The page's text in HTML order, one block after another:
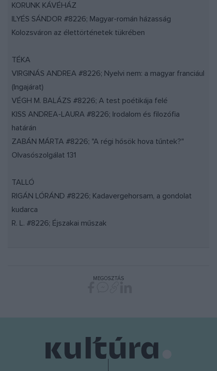
KORUNK KÁVÉHÁZ
ILYÉS SÁNDOR #8226; Magyar-román házasság
Kolozsváron az élettörténetek tükrében
TÉKA
VIRGINÁS ANDREA #8226; Nyelvi nem: a magyar franciául
(Ingajárat)
VÉGH M. BALÁZS #8226; A test poétikája felé
KISS ANDREA-LAURA #8226; Irodalom és filozófia
határán
ZABÁN MÁRTA #8226; "A régi hősök hova tűntek?"
Olvasószolgálat 131
TALLÓ
RIGÁN LÓRÁND #8226; Kadavergehorsam, a gondolat
kudarca
R. L. #8226; Éjszakai műszak
MEGOSZTÁS